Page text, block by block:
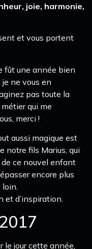
joie, harmonie,
et vous portent
fût une année bien
ne vous en
pas toute la
qui me
merci !
aussi magique est
notre fils Marius, qui
de ce nouvel enfant
encore plus
et d’inspiration.
le jour cette année,